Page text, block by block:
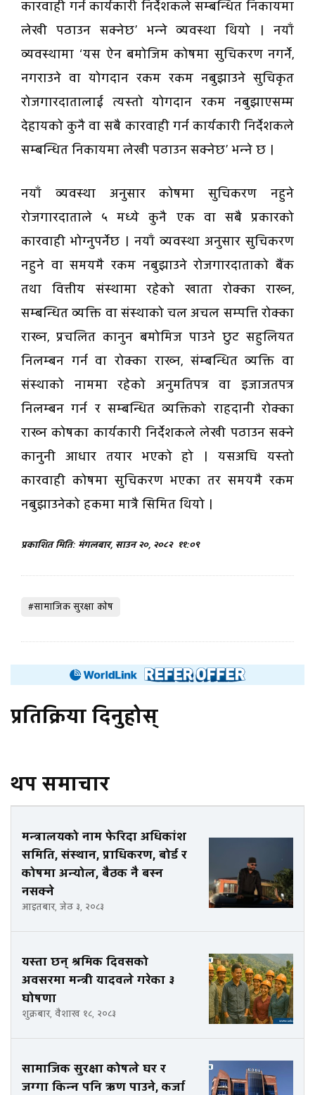
कारवाही गर्न कार्यकारी निर्देशकले सम्बन्धित निकायमा
लेखी पठाउन सक्नेछ’ भन्ने व्यवस्था थियो । नयाँ
व्यवस्थामा ‘यस ऐन बमोजिम कोषमा सुचिकरण नगर्ने,
नगराउने वा योगदान रकम रकम नबुझाउने सुचिकृत
रोजगारदातालाई त्यस्तो योगदान रकम नबुझाएसम्म
देहायको कुनै वा सबै कारवाही गर्न कार्यकारी निर्देशकले
सम्बन्धित निकायमा लेखी पठाउन सक्नेछ’ भन्ने छ ।
नयाँ व्यवस्था अनुसार कोषमा सुचिकरण नहुने
रोजगारदाताले ५ मध्ये कुनै एक वा सबै प्रकारको
कारवाही भोग्नुपर्नेछ । नयाँ व्यवस्था अनुसार सुचिकरण
नहुने वा समयमै रकम नबुझाउने रोजगारदाताको बैंक
तथा वित्तीय संस्थामा रहेको खाता रोक्का राख्न,
सम्बन्धित व्यक्ति वा संस्थाको चल अचल सम्पत्ति रोक्का
राख्न, प्रचलित कानुन बमोमिज पाउने छुट सहुलियत
निलम्बन गर्न वा रोक्का राख्न, संम्बन्धित व्यक्ति वा
संस्थाको नाममा रहेको अनुमतिपत्र वा इजाजतपत्र
निलम्बन गर्न र सम्बन्धित व्यक्तिको राहदानी रोक्का
राख्न कोषका कार्यकारी निर्देशकले लेखी पठाउन सक्ने
कानुनी आधार तयार भएको हो । यसअघि यस्तो
कारवाही कोषमा सुचिकरण भएका तर समयमै रकम
नबुझाउनेको हकमा मात्रै सिमित थियो ।
प्रकाशित मिति: मंगलबार, साउन २०, २०८२ ११:०९
#सामाजिक सुरक्षा काेष
प्रतिक्रिया दिनुहोस्
थप समाचार
मन्त्रालयको नाम फेरिदा अधिकांश
समिति, संस्थान, प्राधिकरण, बोर्ड र
कोषमा अन्योल, बैठक नै बस्न
नसक्ने
आइतबार, जेठ ३, २०८३
यस्ता छन् श्रमिक दिवसको
अवसरमा मन्त्री यादवले गरेका ३
घोषणा
शुक्रबार, वैशाख १८, २०८३
सामाजिक सुरक्षा कोषले घर र
जग्गा किन्न पनि ऋण पाउने, कर्जा